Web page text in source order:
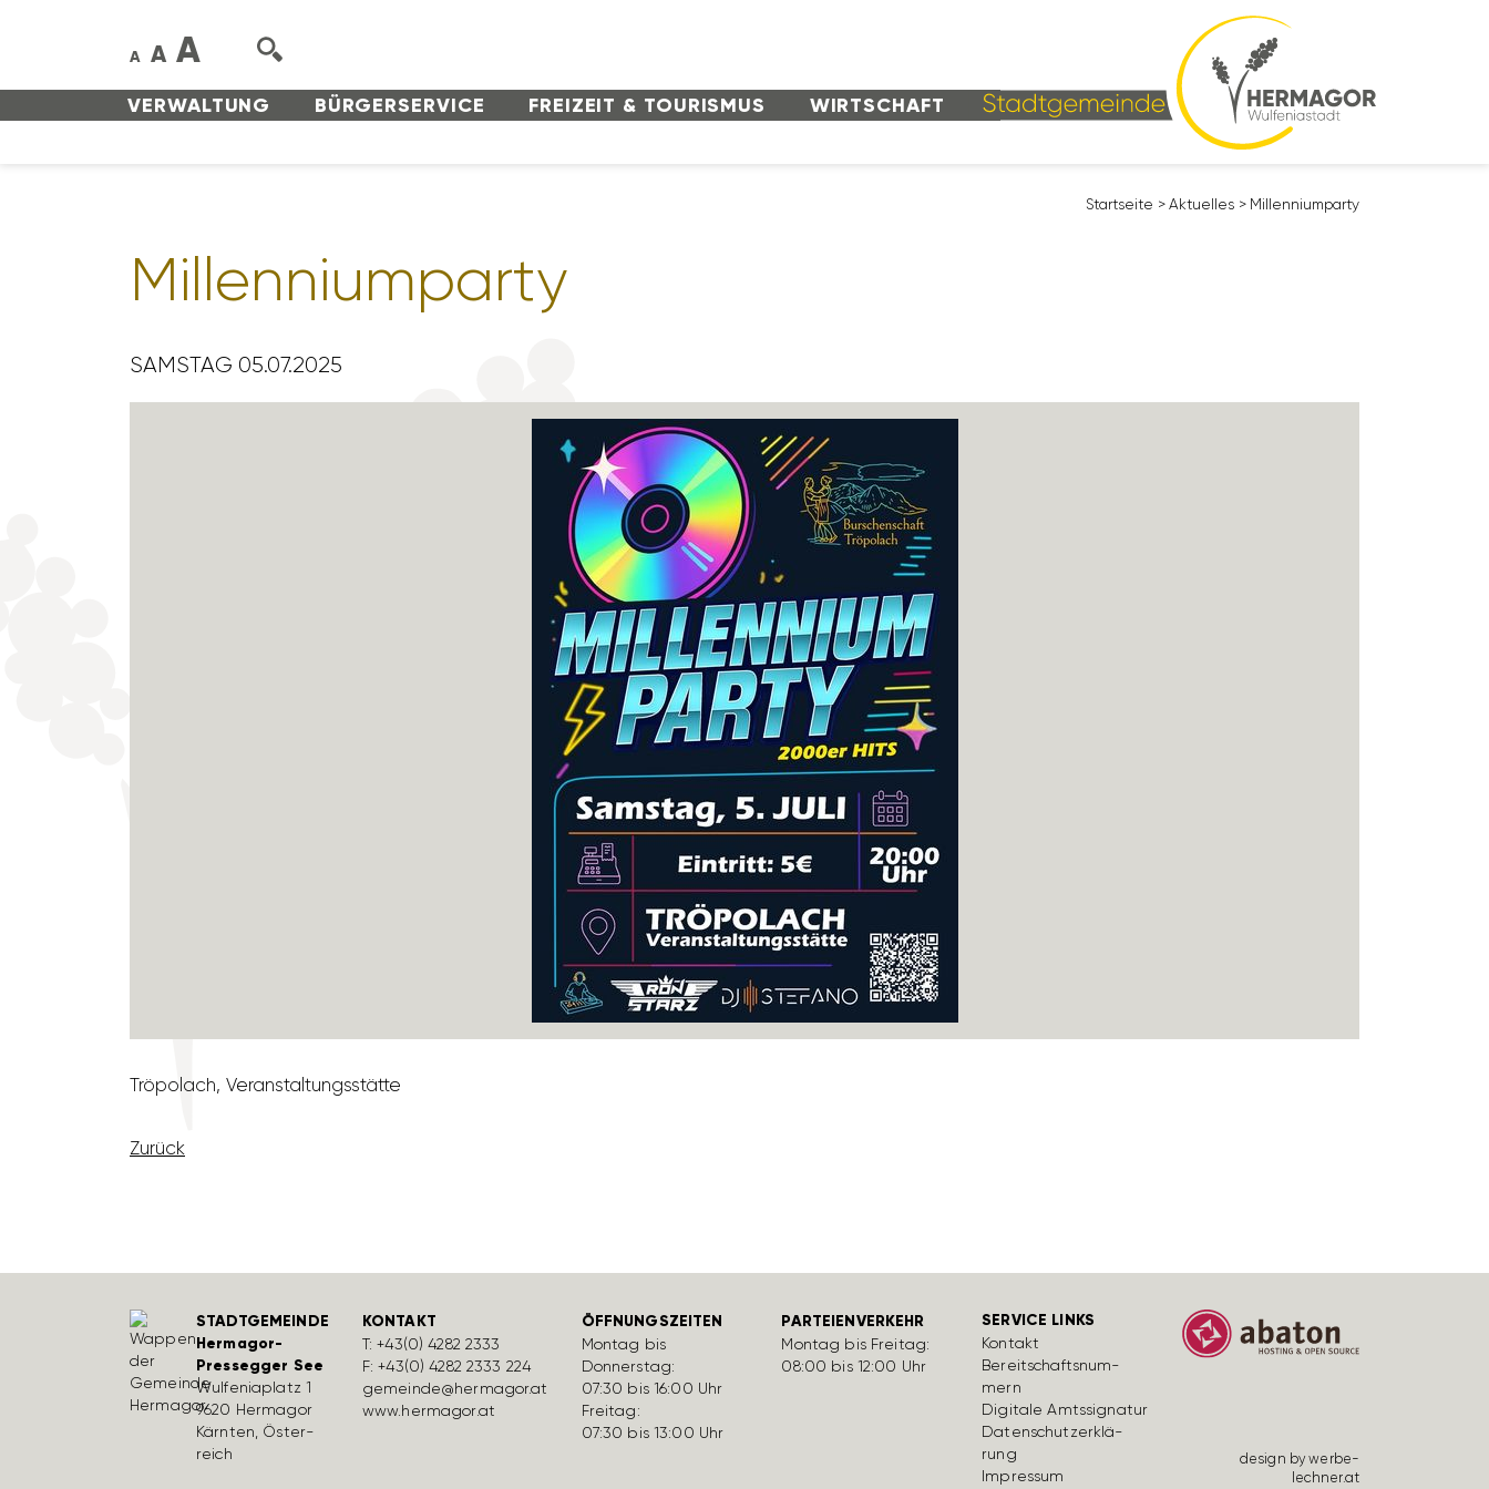
VERWAL­TUNG BÜRGER­SERVICE FREI­ZEIT & TOURISMUS WIRT­SCHAFT
A A A
Start­seite > Aktu­elles > Mill­en­ni­um­party
Mill­en­ni­um­party
SAMSTAG 05.07.2025
Tröpo­lach, Veran­stal­tungs­stätte
Zurück
STADTGEMEINDE
Hermagor-
Pressegger See
Wulfe­nia­platz 1
9620 Hermagor
Kärnten, Öster­
reich
KONTAKT
T:+43(0) 4282 2333
F: +43(0) 4282 2333 224
gemeinde@hermagor.at
www.hermagor.at
ÖFFNUNGSZEITEN
Montag bis
Donnerstag:
07:30 bis 16:00 Uhr
Freitag:
07:30 bis 13:00 Uhr
PARTEIENVERKEHR
Montag bis Freitag:
08:00 bis 12:00 Uhr
SERVICE LINKS
Kontakt
Bereit­schafts­num­
mern
Digi­tale Amts­si­gnatur
Daten­schutz­er­klä­
rung
Impressum
design by werbe­
lechner.at